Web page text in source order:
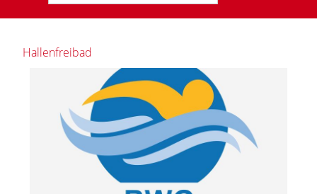
Hallenfreibad